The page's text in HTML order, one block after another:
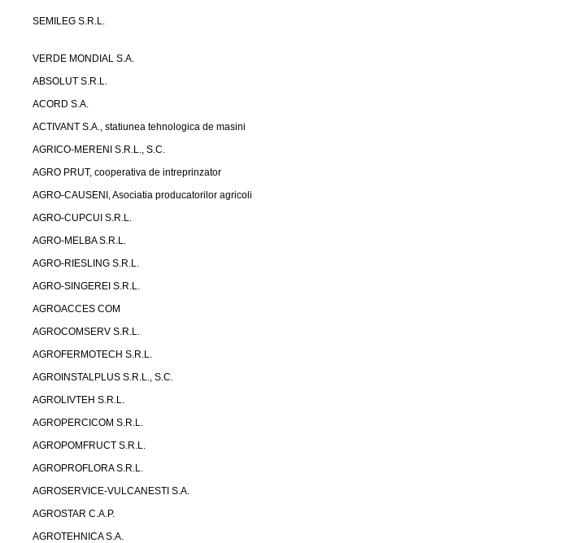
SEMILEG S.R.L.
VERDE MONDIAL S.A.
ABSOLUT S.R.L.
ACORD S.A.
ACTIVANT S.A., statiunea tehnologica de masini
AGRICO-MERENI S.R.L., S.C.
AGRO PRUT, cooperativa de intreprinzator
AGRO-CAUSENI, Asociatia producatorilor agricoli
AGRO-CUPCUI S.R.L.
AGRO-MELBA S.R.L.
AGRO-RIESLING S.R.L.
AGRO-SINGEREI S.R.L.
AGROACCES COM
AGROCOMSERV S.R.L.
AGROFERMOTECH S.R.L.
AGROINSTALPLUS S.R.L., S.C.
AGROLIVTEH S.R.L.
AGROPERCICOM S.R.L.
AGROPOMFRUCT S.R.L.
AGROPROFLORA S.R.L.
AGROSERVICE-VULCANESTI S.A.
AGROSTAR C.A.P.
AGROTEHNICA S.A.